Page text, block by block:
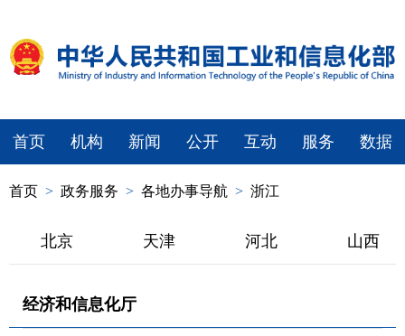
首页 机构 新闻 公开 互动 服务 数据
首页 > 政务服务 > 各地办事导航 > 浙江
北京 天津 河北 山西
经济和信息化厅